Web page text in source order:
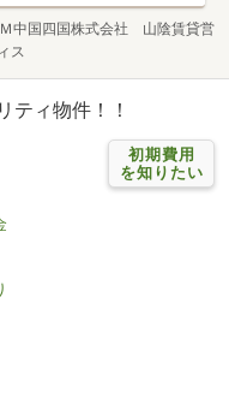
中国四国株式会社 山陰賃貸営
ス
ティ物件！！
初期費用
を知りたい